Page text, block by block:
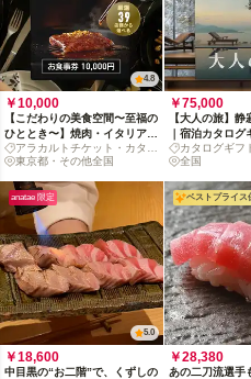
4.8
￥10,000
【こだわりの美食空間〜至福の
ひととき〜】焼肉・イタリア
ン・和食など、厳選39店舗か
ら選べるお食事券 10,000円
アラカルトチケット・カタロ
グ
東京都・その他全国
￥75,000
【大人の旅】
｜宿泊カタログ
カタログギフ
全国
anatae 限定
5.0
￥18,600
中目黒の“お二階”で、くずしの
ベストプライス
￥28,380
あの二刀流選手